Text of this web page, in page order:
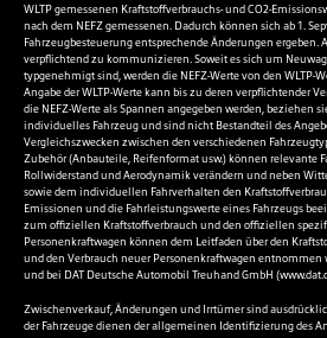
WLTP gemessenen Kraftstoffverbrauchs- und CO2-
nach dem NEFZ gemessenen. Dadurch können sich ab 1.
Fahrzeugbesteuerung entsprechende Änderungen ergeben.
verpflichtend zu kommunizieren. Soweit es sich um
typgenehmigt sind, werden die NEFZ-Werte von den WLTP-
Angabe der WLTP-Werte kann bis zu deren verpflichtender
die NEFZ-Werte als Spannen angegeben werden, beziehen
individuelles Fahrzeug und sind nicht Bestandteil des
Vergleichszwecken zwischen den verschiedenen
Zubehör (Anbauteile, Reifenformat usw.) können relevante
Rollwiderstand und Aerodynamik verändern und neben
sowie dem individuellen Fahrverhalten den
Emissionen und die Fahrleistungswerte eines Fahrzeugs
zum offiziellen Kraftstoffverbrauch und den offiziellen
Personenkraftwagen können dem Leitfaden über den
und den Verbrauch neuer Personenkraftwagen entnommen
und bei DAT Deutsche Automobil Treuhand GmbH (
Zwischenverkauf, Änderungen und Irrtümer sind
der Fahrzeuge dienen der allgemeinen Identifizierung des